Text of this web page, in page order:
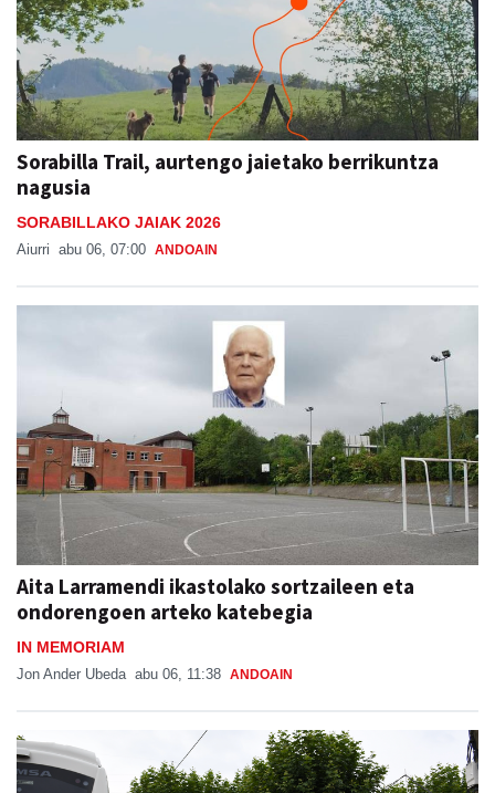
Sorabilla Trail, aurtengo jaietako berrikuntza
nagusia
SORABILLAKO JAIAK 2026
Aiurri abu 06, 07:00 ANDOAIN
Aita Larramendi ikastolako sortzaileen eta
ondorengoen arteko katebegia
IN MEMORIAM
Jon Ander Ubeda abu 06, 11:38 ANDOAIN